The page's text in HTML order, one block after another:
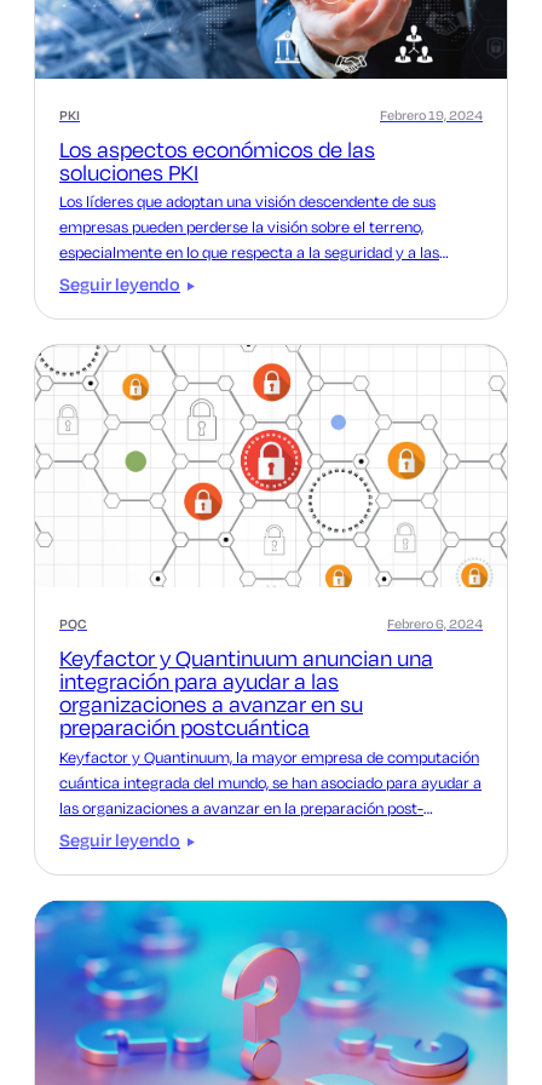
PKI
Los aspectos económicos de las
soluciones PKI
Febrero 19, 2024
Los líderes que adoptan una visión descendente de sus
empresas pueden perderse la visión sobre el terreno,
especialmente en lo que respecta a la seguridad y a las
minucias técnicas implicadas en el mantenimiento de los
Seguir leyendo
PQC
Keyfactor y Quantinuum anuncian una
integración para ayudar a las
organizaciones a avanzar en su
preparación postcuántica
Febrero 6, 2024
Keyfactor y Quantinuum, la mayor empresa de computación
cuántica integrada del mundo, se han asociado para ayudar a
las organizaciones a avanzar en la preparación post-
cuántica.
Seguir leyendo